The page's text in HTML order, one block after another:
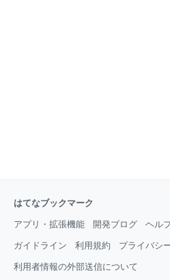
はてなブックマーク
アプリ・拡張機能 開発ブログ ヘル
ガイドライン 利用規約 プライバシ
利用者情報の外部送信について